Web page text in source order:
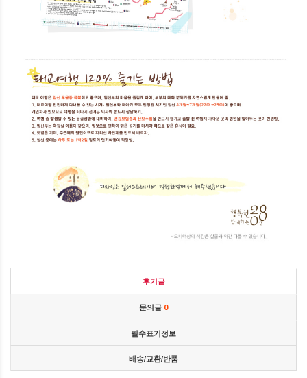
후기글
문의글 0
필수표기정보
배송/교환/반품